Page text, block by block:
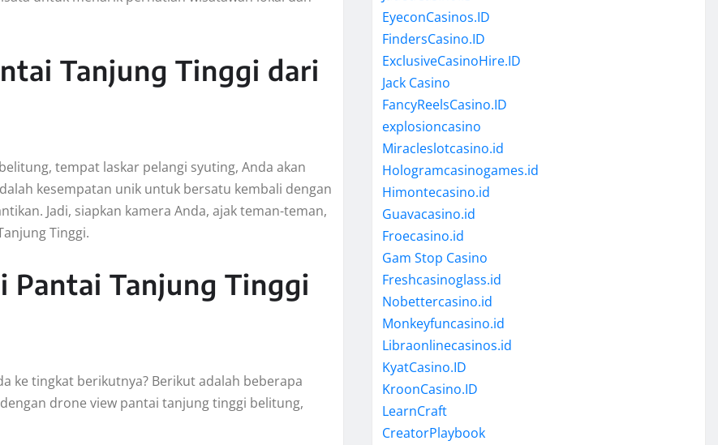
Tanjung Tinggi dari
tempat laskar pelangi syuting, Anda akan
kesempatan unik untuk bersatu kembali dengan
Jadi, siapkan kamera Anda, ajak teman-teman,
Tinggi.
Pantai Tanjung Tinggi
ke tingkat berikutnya? Berikut adalah beberapa
drone view pantai tanjung tinggi belitung,
EyeconCasinos.ID
FindersCasino.ID
ExclusiveCasinoHire.ID
Jack Casino
FancyReelsCasino.ID
explosioncasino
Miracleslotcasino.id
Hologramcasinogames.id
Himontecasino.id
Guavacasino.id
Froecasino.id
Gam Stop Casino
Freshcasinoglass.id
Nobettercasino.id
Monkeyfuncasino.id
Libraonlinecasinos.id
KyatCasino.ID
KroonCasino.ID
LearnCraft
CreatorPlaybook